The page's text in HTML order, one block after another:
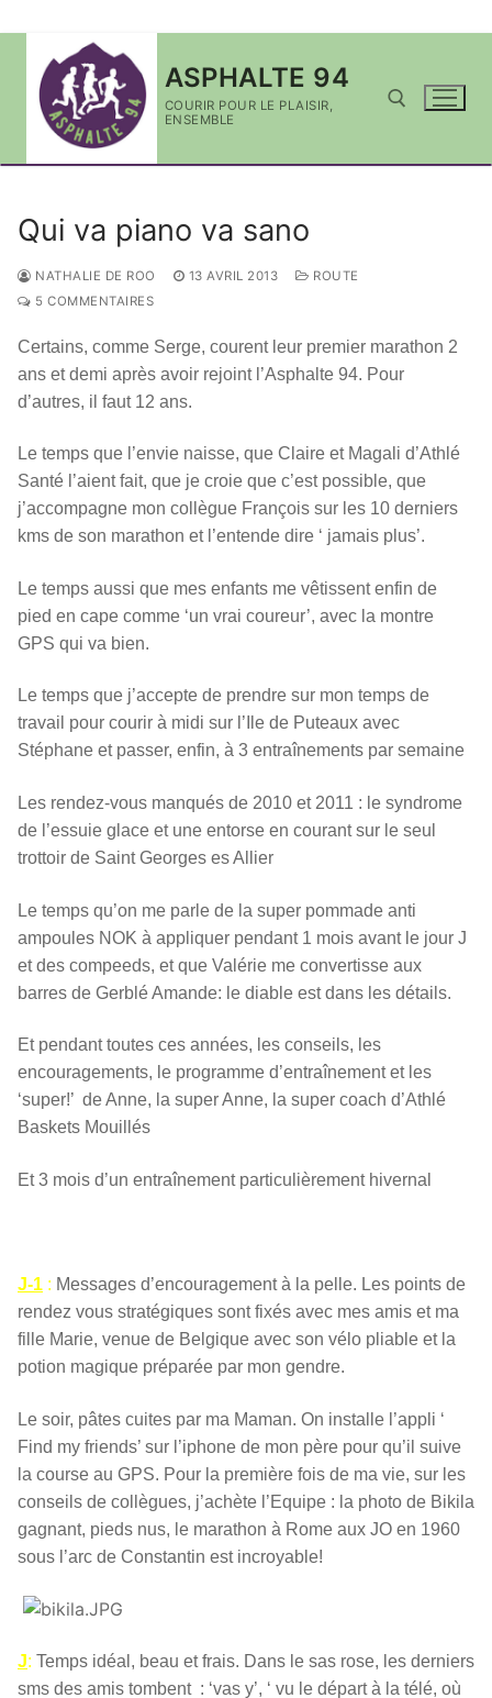
contenu
ASPHALTE 94
COURIR POUR LE PLAISIR,
ENSEMBLE
Qui va piano va sano
NATHALIE DE ROO 13 AVRIL 2013
ROUTE
5 COMMENTAIRES
Certains, comme Serge, courent leur premier marathon 2
ans et demi après avoir rejoint l’Asphalte 94. Pour
d’autres, il faut 12 ans.
Le temps que l’envie naisse, que Claire et Magali d’Athlé
Santé l’aient fait, que je croie que c’est possible, que
j’accompagne mon collègue François sur les 10 derniers
kms de son marathon et l’entende dire ‘ jamais plus’.
Le temps aussi que mes enfants me vêtissent enfin de
pied en cape comme ‘un vrai coureur’, avec la montre
GPS qui va bien.
Le temps que j’accepte de prendre sur mon temps de
travail pour courir à midi sur l’Ile de Puteaux avec
Stéphane et passer, enfin, à 3 entraînements par semaine
Les rendez-vous manqués de 2010 et 2011 : le syndrome
de l’essuie glace et une entorse en courant sur le seul
trottoir de Saint Georges es Allier
Le temps qu’on me parle de la super pommade anti
ampoules NOK à appliquer pendant 1 mois avant le jour J
et des compeeds, et que Valérie me convertisse aux
barres de Gerblé Amande: le diable est dans les détails.
Et pendant toutes ces années, les conseils, les
encouragements, le programme d’entraînement et les
‘super!’ de Anne, la super Anne, la super coach d’Athlé
Baskets Mouillés
Et 3 mois d’un entraînement particulièrement hivernal
J-1 : Messages d’encouragement à la pelle. Les points de
rendez vous stratégiques sont fixés avec mes amis et ma
fille Marie, venue de Belgique avec son vélo pliable et la
potion magique préparée par mon gendre.
Le soir, pâtes cuites par ma Maman. On installe l’appli ‘
Find my friends’ sur l’iphone de mon père pour qu’il suive
la course au GPS. Pour la première fois de ma vie, sur les
conseils de collègues, j’achète l’Equipe : la photo de Bikila
gagnant, pieds nus, le marathon à Rome aux JO en 1960
sous l’arc de Constantin est incroyable!
J: Temps idéal, beau et frais. Dans le sas rose, les derniers
sms des amis tombent : ‘vas y’, ‘ vu le départ à la télé, où